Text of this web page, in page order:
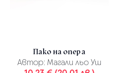
Пако на опера
Автор: Магали льо Уш